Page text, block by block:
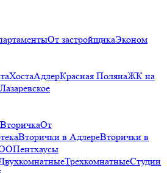
От застройщикаЭконом
ХостаАдлерКрасная ПолянаЖК на
Лазаревское
ВторичкаОт
Вторички в АдлереВторички в
Пентхаусы
ТрехкомнатныеСтудии